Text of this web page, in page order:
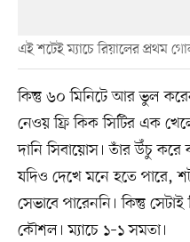
এই শটেই ম্যাচে রিয়ালের প্রথম
কিন্তু ৬০ মিনিটে আর ভুল
নেওয় ফ্রি কিক সিটির এক
দানি সিবায়োস। তাঁর উঁচু করে
যদিও দেখে মনে হতে পারে,
সেভাবে পারেননি। কিন্তু
কৌশল। ম্যাচে ১–১ সমতা।